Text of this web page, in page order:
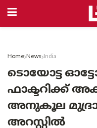
Home News India
ടൊയോട്ട
ഫാക്ടറിക്ക്
അനുകൂല
അറസ്റ്റിൽ